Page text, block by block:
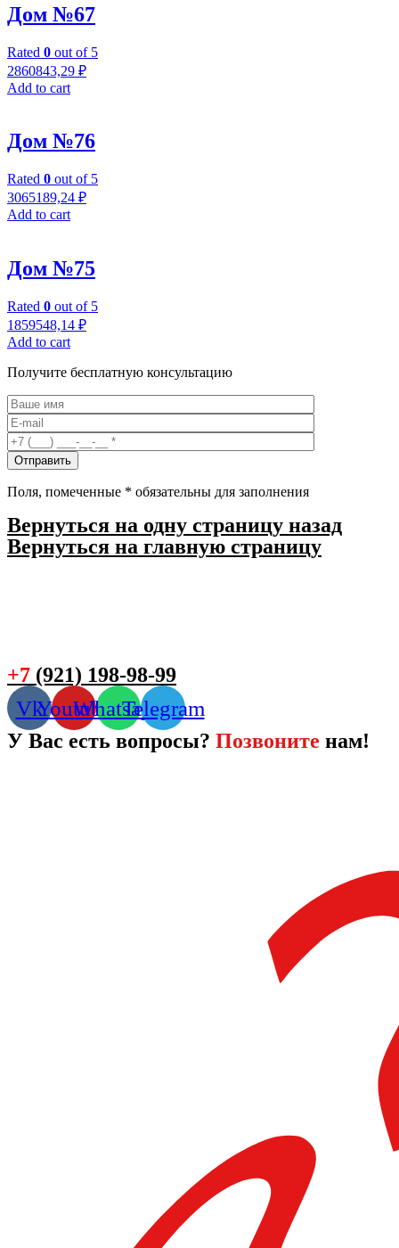
Дом №67
Rated 0 out of 5
2860843,29 ₽
Add to cart
Дом №76
Rated 0 out of 5
3065189,24 ₽
Add to cart
Дом №75
Rated 0 out of 5
1859548,14 ₽
Add to cart
Получите бесплатную консультацию
Поля, помеченные * обязательны для заполнения
Вернуться на одну страницу назад
Вернуться на главную страницу
+7 (921) 198-98-99
VkYoutubeWhatsappTelegram
У Вас есть вопросы? Позвоните нам!